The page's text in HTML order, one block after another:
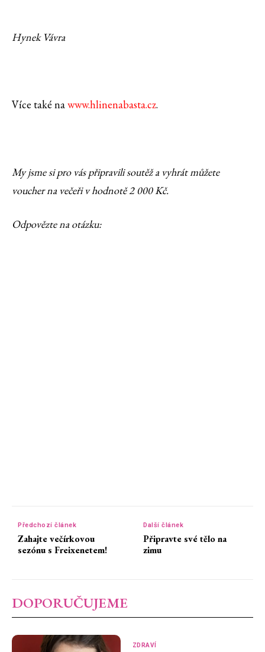
Hynek Vávra
Více také nawww.hlinenabasta.cz.
My jsme si pro vás připravili soutěž a vyhrát můžete
voucher na večeři v hodnotě 2 000 Kč.
Odpovězte na otázku:
Předchozí článek
Zahajte večírkovou
sezónu s Freixenetem!
Další článek
Připravte své tělo na
zimu
DOPORUČUJEME
ZDRAVÍ